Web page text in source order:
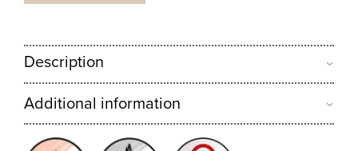
Description
Additional information